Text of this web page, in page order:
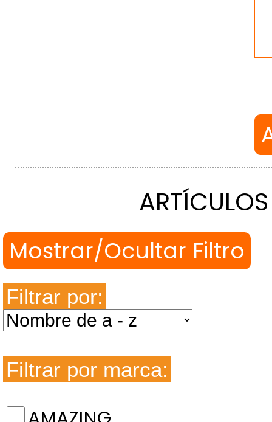
Filtrar por:
Filtrar por marca: